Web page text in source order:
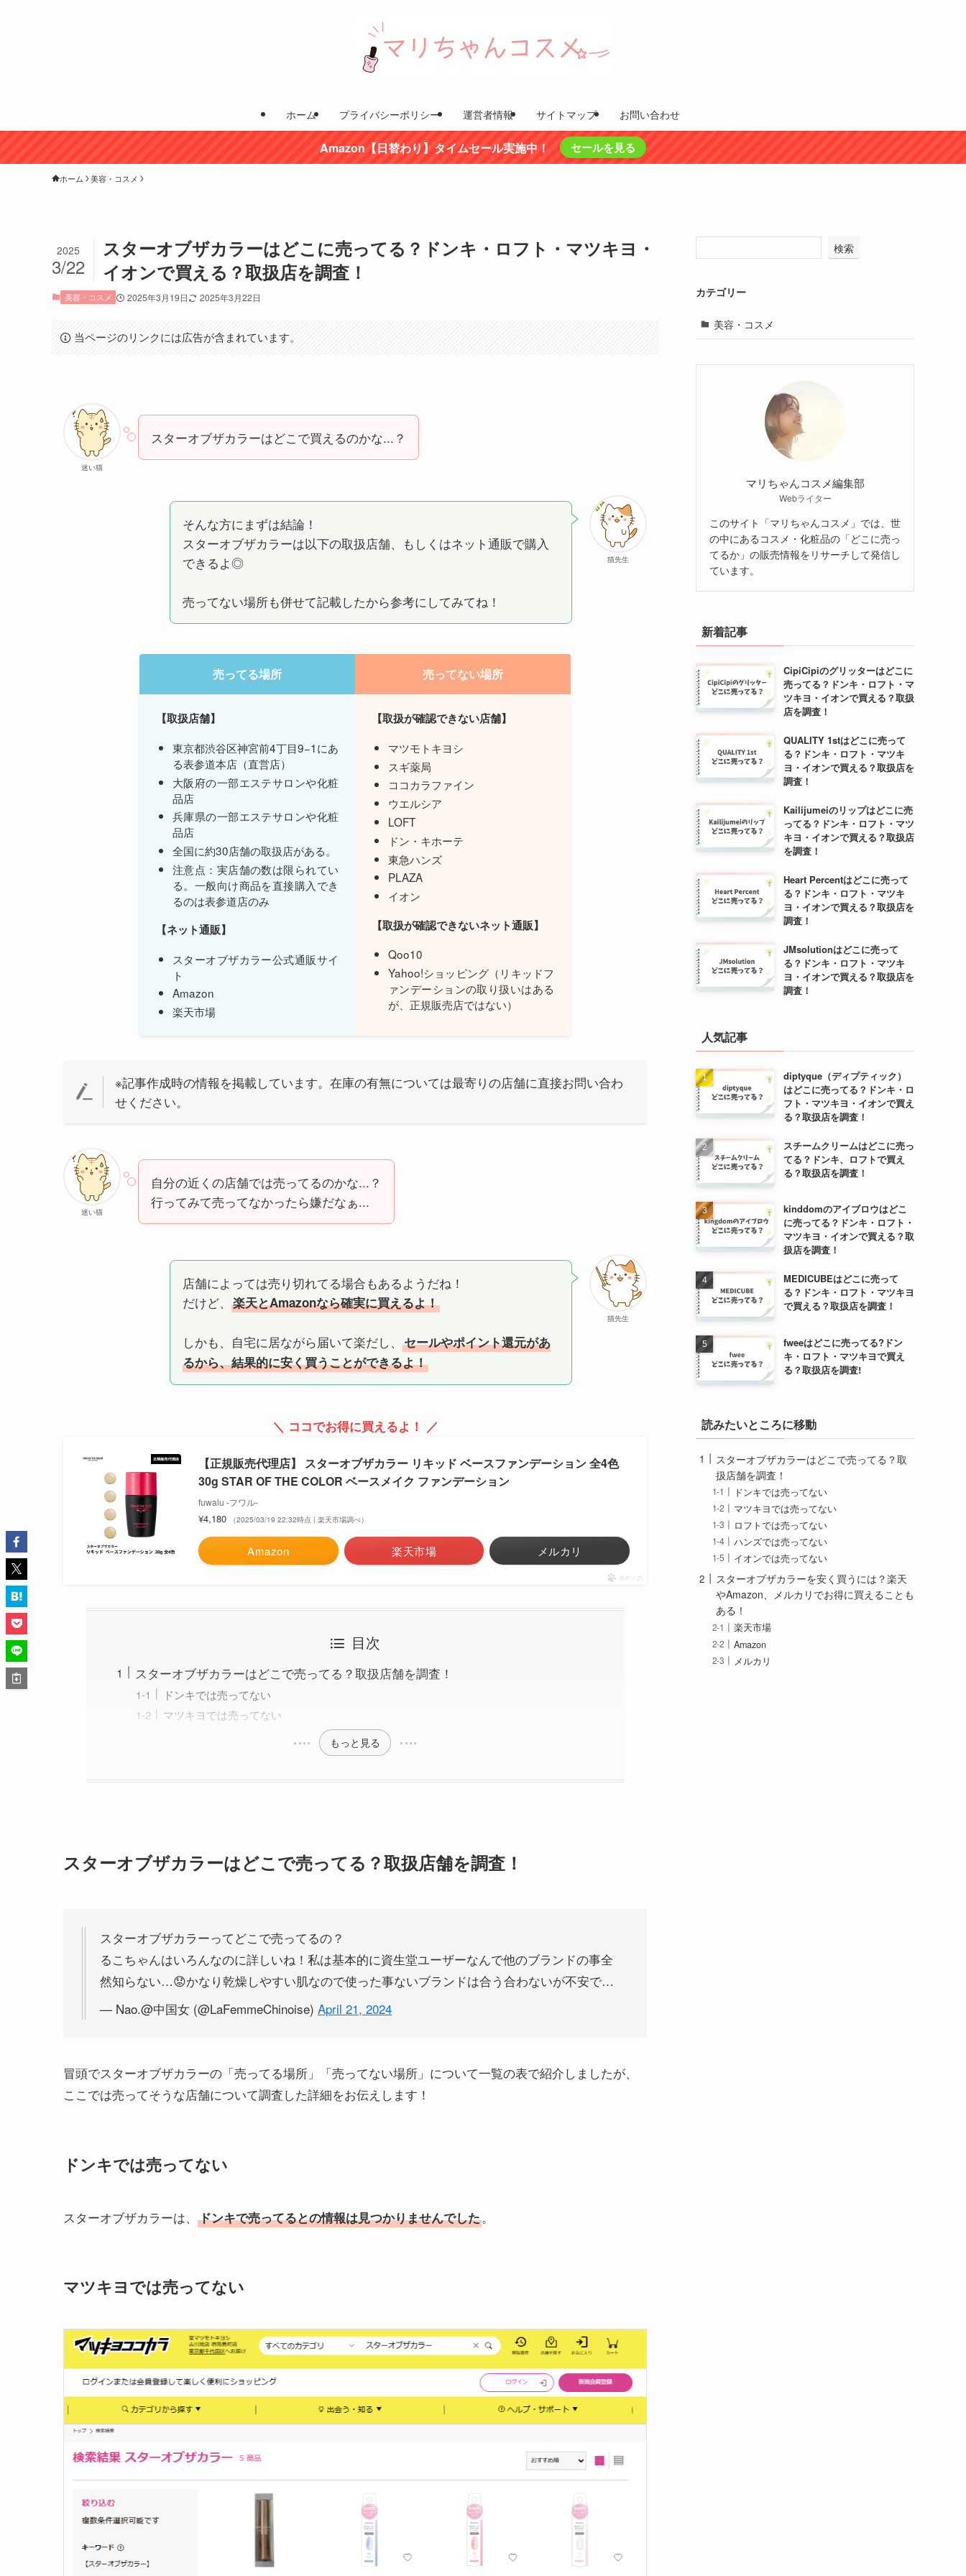
ホーム プライバシーポリシー 運営者情報 サイトマップ お問い合わせ
Amazon【日替わり】タイムセール実施中！ セールを見る
ホーム 美容・コスメ
スターオブザカラーはどこに売ってる？ドンキ・ロフト・マツキヨ・
イオンで買える？取扱店を調査！
2025
3/22
美容・コスメ 2025年3月19日 2025年3月22日
当ページのリンクには広告が含まれています。
迷い猫
スターオブザカラーはどこで買えるのかな...？
猫先生
そんな方にまずは結論！
スターオブザカラーは以下の取扱店舗、もしくはネット通販で購入
できるよ◎
売ってない場所も併せて記載したから参考にしてみてね！
売ってる場所 売ってない場所
【取扱店舗】
東京都渋谷区神宮前4丁目9−1にあ
る表参道本店（直営店）
大阪府の一部エステサロンや化粧
品店
兵庫県の一部エステサロンや化粧
品店
全国に約30店舗の取扱店がある。
注意点：実店舗の数は限られてい
る。一般向け商品を直接購入でき
るのは表参道店のみ
【ネット通販】
スターオブザカラー公式通販サイ
ト
Amazon
楽天市場
【取扱が確認できない店舗】
マツモトキヨシ
スギ薬局
ココカラファイン
ウエルシア
LOFT
ドン・キホーテ
東急ハンズ
PLAZA
イオン
【取扱が確認できないネット通販】
Qoo10
Yahoo!ショッピング（リキッドフ
ァンデーションの取り扱いはある
が、正規販売店ではない）
※記事作成時の情報を掲載しています。在庫の有無については最寄りの店舗に直接お問い合わ
せください。
迷い猫
自分の近くの店舗では売ってるのかな...？
行ってみて売ってなかったら嫌だなぁ...
猫先生
店舗によっては売り切れてる場合もあるようだね！
だけど、
楽天とAmazonなら確実に買えるよ！
しかも、自宅に居ながら届いて楽だし、
セールやポイント還元があ
るから、結果的に安く買うことができるよ！
＼ ココでお得に買えるよ！ ／
【正規販売代理店】 スターオブザカラー リキッド ベースファンデーション 全4色
30g STAR OF THE COLOR ベースメイク ファンデーション
fuwalu -フワル-
¥4,180 （2025/03/19 22:32時点 | 楽天市場調べ）
Amazon 楽天市場 メルカリ
ポチップ
目次
スターオブザカラーはどこで売ってる？取扱店舗を調査！
ドンキでは売ってない
マツキヨでは売ってない
もっと見る
スターオブザカラーはどこで売ってる？取扱店舗を調査！
スターオブザカラーってどこで売ってるの？
るこちゃんはいろんなのに詳しいね！私は基本的に資生堂ユーザーなんで他のブランドの事全
然知らない…😟かなり乾燥しやすい肌なので使った事ないブランドは合う合わないが不安で…
— Nao.@中国女 (@LaFemmeChinoise) April 21, 2024
冒頭でスターオブザカラーの「売ってる場所」「売ってない場所」について一覧の表で紹介しましたが、
ここでは売ってそうな店舗について調査した詳細をお伝えします！
ドンキでは売ってない
スターオブザカラーは、 ドンキで売ってるとの情報は見つかりませんでした。
マツキヨでは売ってない
検索
カテゴリー
美容・コスメ
マリちゃんコスメ編集部
Webライター
このサイト「マリちゃんコスメ」では、世
の中にあるコスメ・化粧品の「どこに売っ
てるか」の販売情報をリサーチして発信し
ています。
新着記事
CipiCipiのグリッターはどこに
売ってる？ドンキ・ロフト・マ
ツキヨ・イオンで買える？取扱
店を調査！
QUALITY 1stはどこに売って
る？ドンキ・ロフト・マツキ
ヨ・イオンで買える？取扱店を
調査！
Kailijumeiのリップはどこに売
ってる？ドンキ・ロフト・マツ
キヨ・イオンで買える？取扱店
を調査！
Heart Percentはどこに売って
る？ドンキ・ロフト・マツキ
ヨ・イオンで買える？取扱店を
調査！
JMsolutionはどこに売って
る？ドンキ・ロフト・マツキ
ヨ・イオンで買える？取扱店を
調査！
人気記事
diptyque（ディプティック）
はどこに売ってる？ドンキ・ロ
フト・マツキヨ・イオンで買え
る？取扱店を調査！
スチームクリームはどこに売っ
てる？ドンキ、ロフトで買え
る？取扱店を調査！
kinddomのアイブロウはどこ
に売ってる？ドンキ・ロフト・
マツキヨ・イオンで買える？取
扱店を調査！
MEDICUBEはどこに売って
る？ドンキ・ロフト・マツキヨ
で買える？取扱店を調査！
fweeはどこに売ってる?ドン
キ・ロフト・マツキヨで買え
る？取扱店を調査!
読みたいところに移動
スターオブザカラーはどこで売ってる？取
扱店舗を調査！
ドンキでは売ってない
マツキヨでは売ってない
ロフトでは売ってない
ハンズでは売ってない
イオンでは売ってない
スターオブザカラーを安く買うには？楽天
やAmazon、メルカリでお得に買えることも
ある！
楽天市場
Amazon
メルカリ